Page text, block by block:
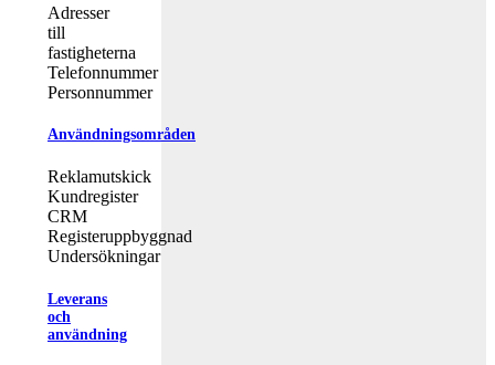
Adresser
till
fastigheterna
Telefonnummer
Personnummer
Användningsområden
Reklamutskick
Kundregister
CRM
Registeruppbyggnad
Undersökningar
Leverans
och
användning